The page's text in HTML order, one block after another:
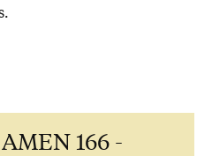
166 -